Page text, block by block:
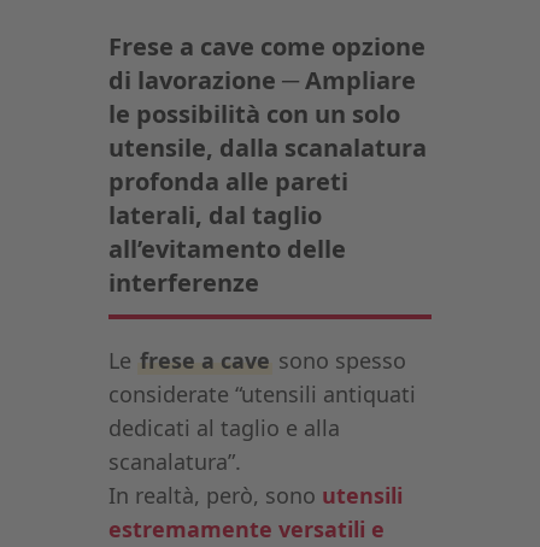
Frese a cave come opzione
di lavorazione ─ Ampliare
le possibilità con un solo
utensile, dalla scanalatura
profonda alle pareti
laterali, dal taglio
all’evitamento delle
interferenze
Le frese a cave sono spesso
considerate “utensili antiquati
dedicati al taglio e alla
scanalatura”.
In realtà, però, sono utensili
estremamente versatili e